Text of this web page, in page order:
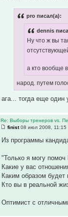
pro писал(а):
dennis
Ну что ж вы
а кто вообще
народ. путем
ага... тогда еще один
Re: Выборы тренеров vs.
finist08 июл 2008, 11:15
Из программы
"Только я могу
Какие у вас
Каким образом
Кто вы в реальной
Оптимист с